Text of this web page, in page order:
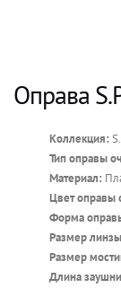
Оправа
Коллекция:
Тип оправы
Материал:
Цвет оправы
Форма
Размер
Размер
Длина